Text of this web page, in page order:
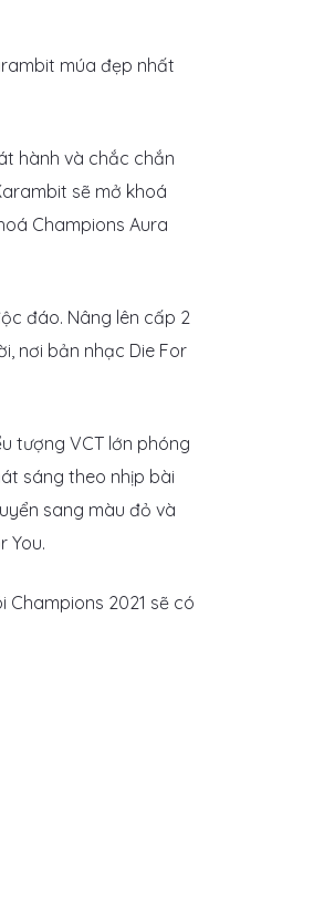
hành và chắc chắn
sẽ mở khoá
Champions Aura
đáo. Nâng lên cấp 2
nơi bản nhạc Die For
tượng VCT lớn phóng
sáng theo nhịp bài
sang màu đỏ và
You.
2021 sẽ có